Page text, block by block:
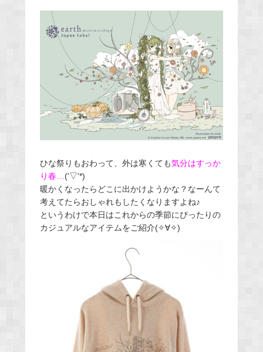
ひな祭りもおわって、外は寒くても気分はすっか
り春…('▽'*)
暖かくなったらどこに出かけようかな？なーんて
考えてたらおしゃれもしたくなりますよね♪
というわけで本日はこれからの季節にぴったりの
カジュアルなアイテムをご紹介(✧∀✧)